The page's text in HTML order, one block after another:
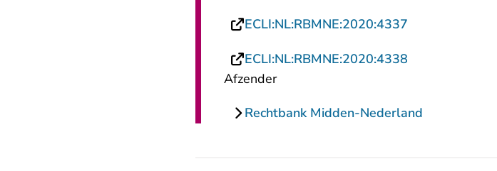
ECLI:NL:RBMNE:2020:4337
ECLI:NL:RBMNE:2020:4338
Afzender
Rechtbank Midden-Nederland